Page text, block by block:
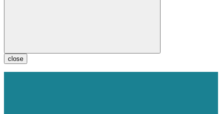
close